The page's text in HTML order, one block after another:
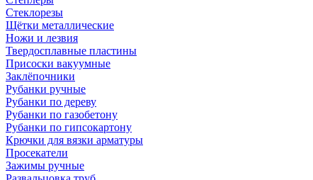
Стеклорезы
Щётки металлические
Ножи и лезвия
Твердосплавные пластины
Присоски вакуумные
Заклёпочники
Рубанки ручные
Рубанки по дереву
Рубанки по газобетону
Рубанки по гипсокартону
Крючки для вязки арматуры
Просекатели
Зажимы ручные